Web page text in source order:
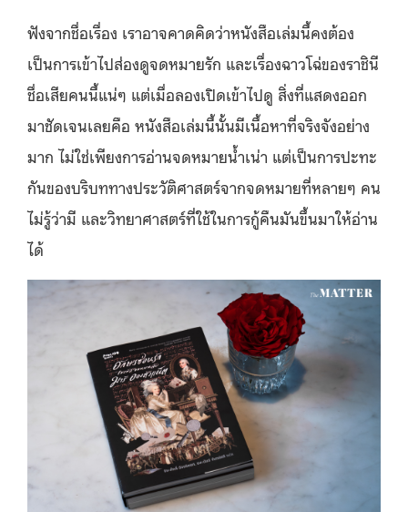
ฟังจากชื่อเรื่อง เราอาจคาดคิดว่าหนังสือเล่มนี้คงต้อง
เป็นการเข้าไปส่องดูจดหมายรัก และเรื่องฉาวโฉ่ของราชินี
ชื่อเสียคนนี้แน่ๆ แต่เมื่อลองเปิดเข้าไปดู สิ่งที่แสดงออก
มาชัดเจนเลยคือ หนังสือเล่มนี้นั้นมีเนื้อหาที่จริงจังอย่าง
มาก ไม่ใช่เพียงการอ่านจดหมายน้ำเน่า แต่เป็นการปะทะ
กันของบริบททางประวัติศาสตร์จากจดหมายที่หลายๆ คน
ไม่รู้ว่ามี และวิทยาศาสตร์ที่ใช้ในการกู้คืนมันขึ้นมาให้อ่าน
ได้